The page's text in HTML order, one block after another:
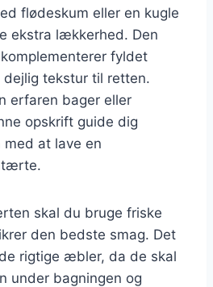
flødeskum eller en kugle
ekstra lækkerhed. Den
fyldet
tekstur til retten.
erfaren bager eller
opskrift guide dig
med at lave en
skal du bruge friske
den bedste smag. Det
rigtige æbler, da de skal
under bagningen og